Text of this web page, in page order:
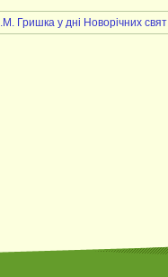
Гришка у дні Новорічних свят